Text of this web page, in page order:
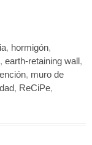
, hormigón,
, earth-retaining wall,
, muro de
, ReCiPe,